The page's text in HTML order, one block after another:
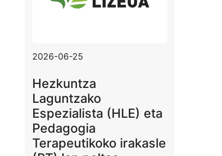
2026-06-25
Hezkuntza
Laguntzako
Espezialista (HLE) eta
Pedagogia
Terapeutikoko irakasle